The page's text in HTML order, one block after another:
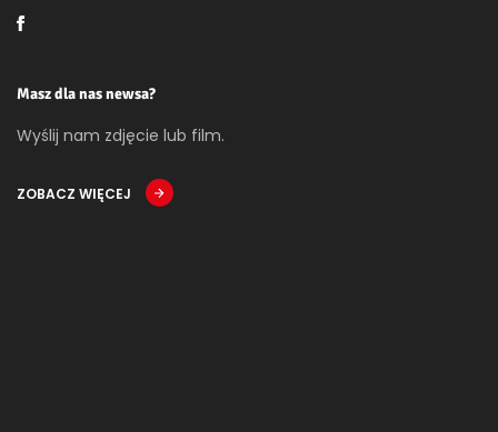
Masz dla nas newsa?
Wyślij nam zdjęcie lub film.
ZOBACZ WIĘCEJ